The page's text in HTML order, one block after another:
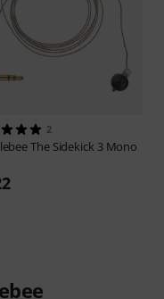
2
The Sidekick 3 Mono